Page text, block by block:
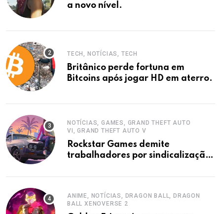
a novo nível.
TECH, NOTÍCIAS, TECH
Britânico perde fortuna em
Bitcoins após jogar HD em aterro.
NOTÍCIAS, GAMES, GRAND THEFT AUTO
VI, GRAND THEFT AUTO V
Rockstar Games demite
trabalhadores por sindicalização,
ANIME, NOTÍCIAS, DRAGON BALL, DRAGON
BALL XENOVERSE 2